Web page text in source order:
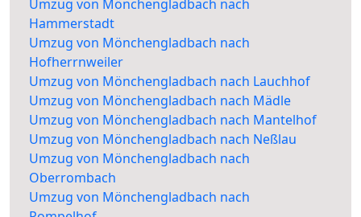
Umzug von Mönchengladbach nach
Hammerstadt
Umzug von Mönchengladbach nach
Hofherrnweiler
Umzug von Mönchengladbach nach Lauchhof
Umzug von Mönchengladbach nach Mädle
Umzug von Mönchengladbach nach Mantelhof
Umzug von Mönchengladbach nach Neßlau
Umzug von Mönchengladbach nach
Oberrombach
Umzug von Mönchengladbach nach